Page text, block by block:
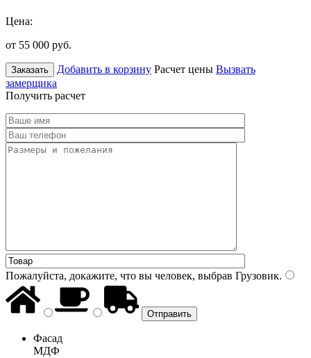
Цена:
от 55 000 руб.
Заказать Добавить в корзину Расчет цены Вызвать
замерщика
Получить расчет
Пожалуйста, докажите, что вы человек, выбрав Грузовик.
Фасад
МДФ